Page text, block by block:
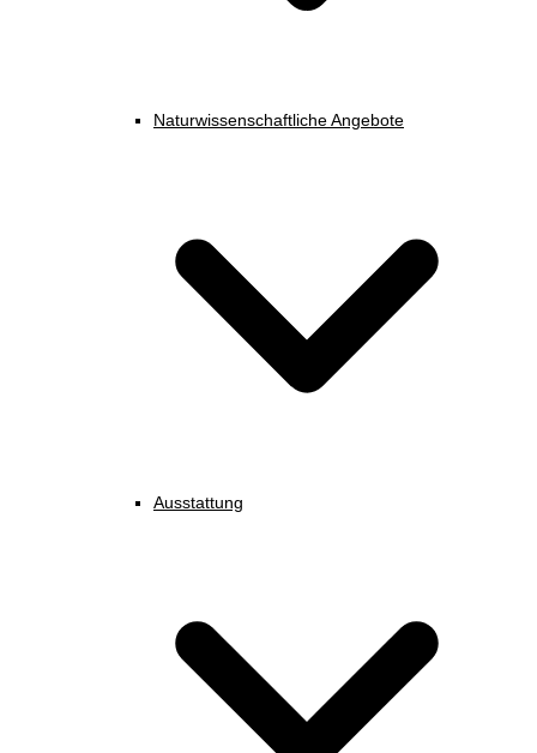
Naturwissenschaftliche Angebote
Ausstattung